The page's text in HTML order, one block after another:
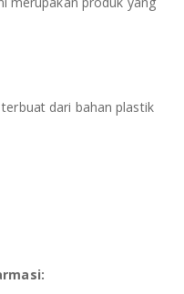
dari bahan plastik